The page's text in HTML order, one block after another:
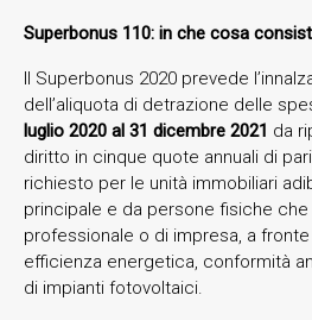
Superbonus 110: in che cosa
Il Superbonus 2020 prevede
dell’aliquota di detrazione delle
luglio 2020 al 31 dicembre 2021 da
diritto in cinque quote annuali di
richiesto per le unità immobiliari
principale e da persone fisiche
professionale o di impresa, a
efficienza energetica, conformità
di impianti fotovoltaici.